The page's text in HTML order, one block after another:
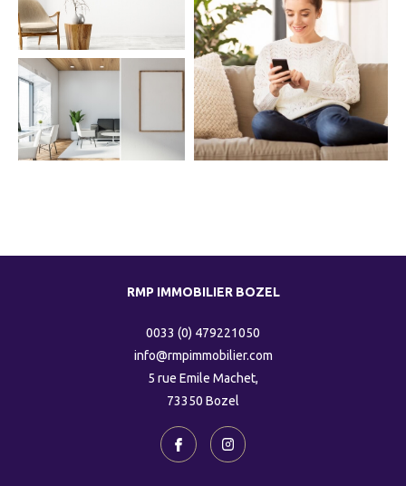
RMP IMMOBILIER BOZEL
0033 (0) 479221050
info@rmpimmobilier.com
5 rue Emile Machet,
73350
bozel
TERRASSE PARKING/GARAGE
JARDIN
FILTRER PAR
COUPS DE COEUR EXCLUSIVITÉS
RECHERCHER